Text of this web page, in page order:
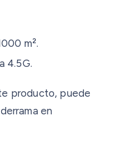
m².
4.5G.
producto, puede
en